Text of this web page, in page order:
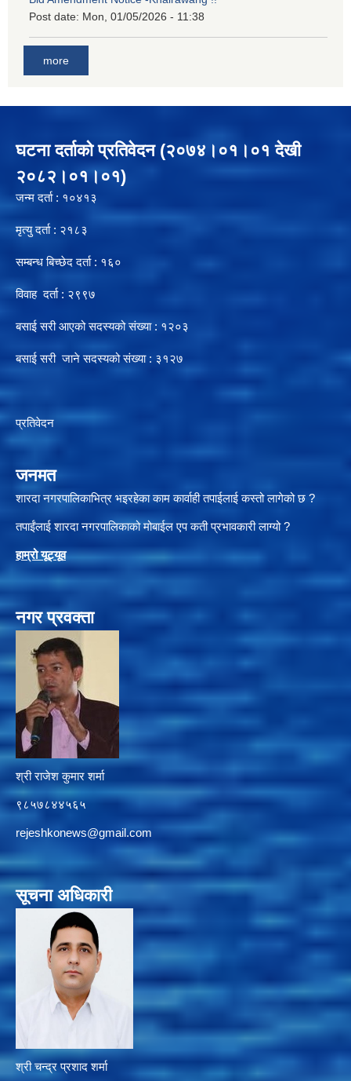
Post date: Mon, 01/05/2026 - 11:38
more
घटना दर्ताको प्रतिवेदन (२०७४।०१।०१ देखी
२०८२।०१।०१)
जन्म दर्ता : १०४१३
मृत्यु दर्ता : २१८३
सम्बन्ध बिच्छेद दर्ता : १६०
विवाह दर्ता : २९९७
बसाई सरी आएको सदस्यको संख्या : १२०३
बसाई सरी जाने सदस्यको संख्या : ३१२७
प्रतिवेदन
जनमत
शारदा नगरपालिकाभित्र भइरहेका काम कार्वाही तपाईलाई कस्तो लागेको छ ?
तपाईंलाई शारदा नगरपालिकाको मोबाईल एप कती प्रभावकारी लाग्यो ?
हाम्रो यूट्यूव
नगर प्रवक्ता
श्री राजेश कुमार शर्मा
९८५७८४४५६५
rejeshkonews@gmail.com
सूचना अधिकारी
श्री चन्द्र प्रशाद शर्मा